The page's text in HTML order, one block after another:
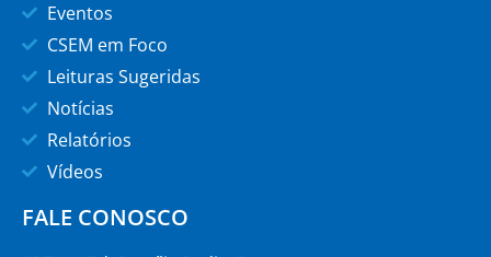
Eventos
CSEM em Foco
Leituras Sugeridas
Notícias
Relatórios
Vídeos
FALE CONOSCO